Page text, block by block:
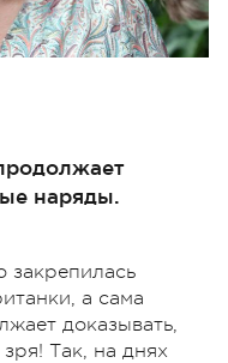
наряды.
закрепилась
а сама
доказывать,
Так, на днях